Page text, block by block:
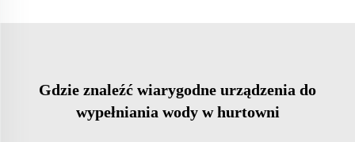
Gdzie znaleźć wiarygodne urządzenia do
wypełniania wody w hurtowni